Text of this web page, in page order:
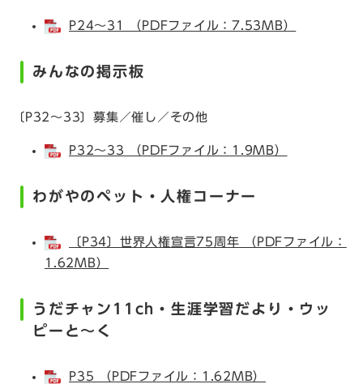
P24～31 （PDFファイル：7.53MB）
みんなの掲示板
〔P32～33〕募集／催し／その他
P32～33 （PDFファイル：1.9MB）
わがやのペット・人権コーナー
〔P34〕世界人権宣言75周年 （PDFファイル：
1.62MB）
うだチャン11ch・生涯学習だより・ウッ
ピーと～く
P35 （PDFファイル：1.62MB）